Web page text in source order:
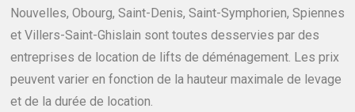
Nouvelles, Obourg, Saint-Denis, Saint-Symphorien, Spiennes
et Villers-Saint-Ghislain sont toutes desservies par des
entreprises de location de lifts de déménagement. Les prix
peuvent varier en fonction de la hauteur maximale de levage
et de la durée de location.